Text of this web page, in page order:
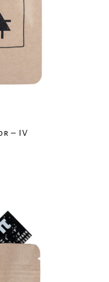
– IV